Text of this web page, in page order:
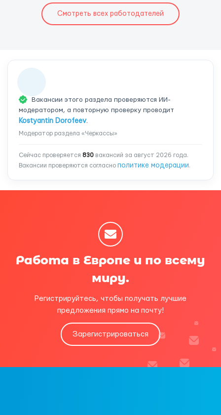
Смотреть всех работодателей
Вакансии этого раздела проверяются ИИ-
модератором, а повторную проверку проводит
Kostyantin Dorofeev.
Модератор раздела «Черкассы»
Сейчас проверяется 830 вакансий за август 2026 года.
Вакансии проверяются согласно политике модерации.
Работа в Европе и по всему
миру.
Регистрируйтесь, чтобы получать лучшие
предложения прямо на почту!
Зарегистрироваться